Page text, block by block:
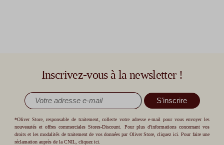
Inscrivez-vous à la newsletter !
S'inscrire
*Oliver Store, responsable de traitement, collecte votre adresse e-mail pour vous envoyer les
nouveautés et offres commerciales Stores-Discount. Pour plus d'informations concernant vos
droits et les modalités de traitement de vos données par Oliver Store,cliquez ici . Pour faire une
réclamation auprès de la CNIL,cliquez ici